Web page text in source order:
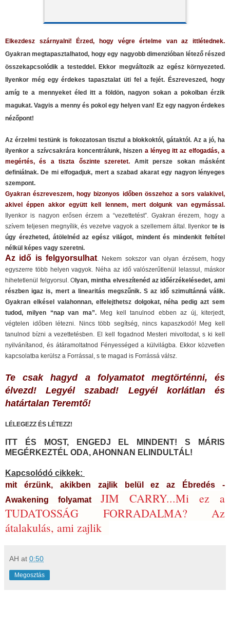
Elkezdesz szárnyalni! Érzed, hogy végre értelme van az ittlétednek.
Gyakran megtapasztalhatod, hogy egy nagyobb dimenzióban létező részed
összekapcsolódik a testeddel. Ekkor megváltozik az egész környezeted.
Ilyenkor még egy érdekes tapasztalat üti fel a fejét. Észreveszed, hogy
amíg te a mennyeket éled itt a földön, nagyon sokan a pokolban érzik
magukat. Vagyis a menny és pokol egy helyen van! Ez egy nagyon érdekes
nézőpont!
Az érzelmi testünk is fokozatosan tisztul a blokkoktól, gátaktól. Az a jó, ha
ilyenkor a szívcsakrára koncentrálunk, hiszen a lényeg itt az elfogadás, a
megértés, és a tiszta őszinte szeretet. Amit persze sokan másként
definiálnak. De mi elfogadjuk, mert a szabad akarat egy nagyon lényeges
szempont.
Gyakran észreveszem, hogy bizonyos időben összehoz a sors valakivel,
akivel éppen akkor együtt kell lennem, mert dolgunk van egymással.
Ilyenkor is nagyon erősen érzem a “vezettetést”. Gyakran érezem, hogy a
szívem teljesen megnyílik, és vezetve vagyok a szellemem által. Ilyenkor te is
úgy érezheted, átölelnéd az egész világot, mindent és mindenkit feltétel
nélkül képes vagy szeretni.
Az idő is felgyorsulhat . Nekem sokszor van olyan érzésem, hogy
egyszerre több helyen vagyok. Néha az idő valószerűtlenül lelassul, máskor
hihetetlenül felgyorsul. Olyan, mintha elveszítenéd az időérzékelésedet, ami
részben igaz is, mert a linearitás megszűnik. S az idő szimultánná válik.
Gyakran elkésel valahonnan, elfelejthetsz dolgokat, néha pedig azt sem
tudod, milyen “nap van ma”. Meg kell tanulnod ebben az új, kiterjedt,
végtelen időben létezni. Nincs több segítség, nincs kapaszkodó! Meg kell
tanulnod bízni a vezettetésben. El kell fogadnod Mesteri mivoltodat, s ki kell
nyilvánítanod, és átáramoltatnod Fényességed a külvilágba. Ekkor közvetlen
kapcsolatba kerülsz a Forrással, s te magad is Forrássá válsz.
Te csak hagyd a folyamatot megtörténni, és
élvezd! Legyél szabad! Legyél korlátlan és
határtalan Teremtő!
LÉLEGEZZ ÉS LÉTEZZ!
ITT ÉS MOST, ENGEDJ EL MINDENT! S MÁRIS
MEGÉRKEZTÉL ODA, AHONNAN ELINDULTÁL!
Kapcsolódó cikkek:
mit érzünk, akikben zajlik belül ez az Ébredés -
Awakening folyamat JIM CARRY...Mi ez a
TUDATOSSÁG FORRADALMA? Az
átalakulás, ami zajlik
AH at 0:50
Megosztás